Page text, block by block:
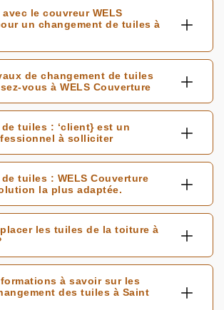
le couvreur WELS
un changement de tuiles à
de changement de tuiles
vous à WELS Couverture
tuiles : ‘client} est un
à solliciter
tuiles : WELS Couverture
la plus adaptée.
les tuiles de la toiture à
à savoir sur les
des tuiles à Saint